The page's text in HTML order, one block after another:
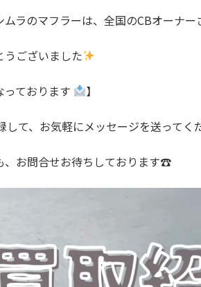
ラのマフラーは、全国のCBオーナ
うございました
っております 】
て、お気軽にメッセージを送ってく
、お問合せお待ちしております☎